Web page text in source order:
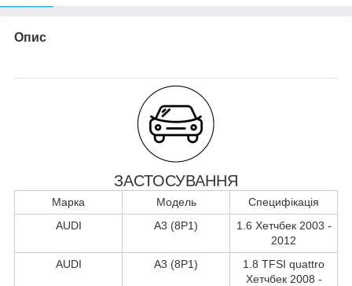
Опис
ЗАСТОСУВАННЯ
Марка Модель
Специфікація
AUDI
A3 (8P1)
1.6 Хетчбек 2003 -
2012
AUDI
A3 (8P1)
1.8 TFSI quattro
Хетчбек 2008 -